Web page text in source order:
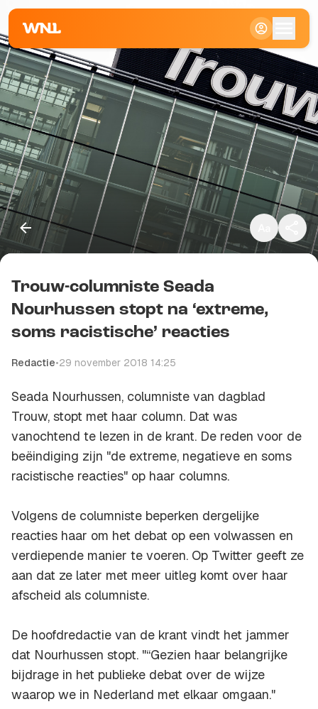
Klein
Standaard
Groot
Trouw-columniste Seada
Nourhussen stopt na ‘extreme,
soms racistische’ reacties
Redactie•29 november 2018 14:25
Seada Nourhussen, columniste van dagblad
Trouw, stopt met haar column. Dat was
vanochtend te lezen in de krant. De reden voor de
beëindiging zijn "de extreme, negatieve en soms
racistische reacties" op haar columns.
Volgens de columniste beperken dergelijke
reacties haar om het debat op een volwassen en
verdiepende manier te voeren. Op Twitter geeft ze
aan dat ze later met meer uitleg komt over haar
afscheid als columniste.
De hoofdredactie van de krant vindt het jammer
dat Nourhussen stopt. "“Gezien haar belangrijke
bijdrage in het publieke debat over de wijze
waarop we in Nederland met elkaar omgaan."